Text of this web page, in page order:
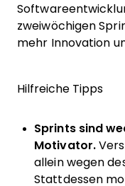
zweiwöchigen
mehr Innovation
Hilfreiche Tipps
Sprints sind
Motivator.
allein wegen
Stattdessen